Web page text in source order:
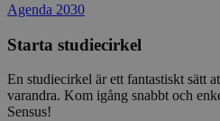
Agenda 2030
Starta studiecirkel
En studiecirkel är ett fantastiskt sätt
varandra. Kom igång snabbt och
Sensus!